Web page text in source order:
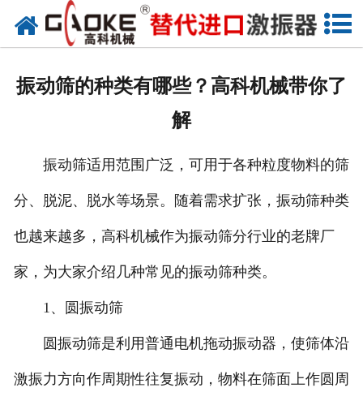
首页
联系高科
振动筛的种类有哪些？高科机械带你了
解
振动筛适用范围广泛，可用于各种粒度物料的筛
分、脱泥、脱水等场景。随着需求扩张，振动筛种类
也越来越多，高科机械作为振动筛分行业的老牌厂
家，为大家介绍几种常见的振动筛种类。
1、圆振动筛
圆振动筛是利用普通电机拖动振动器，使筛体沿
激振力方向作周期性往复振动，物料在筛面上作圆周